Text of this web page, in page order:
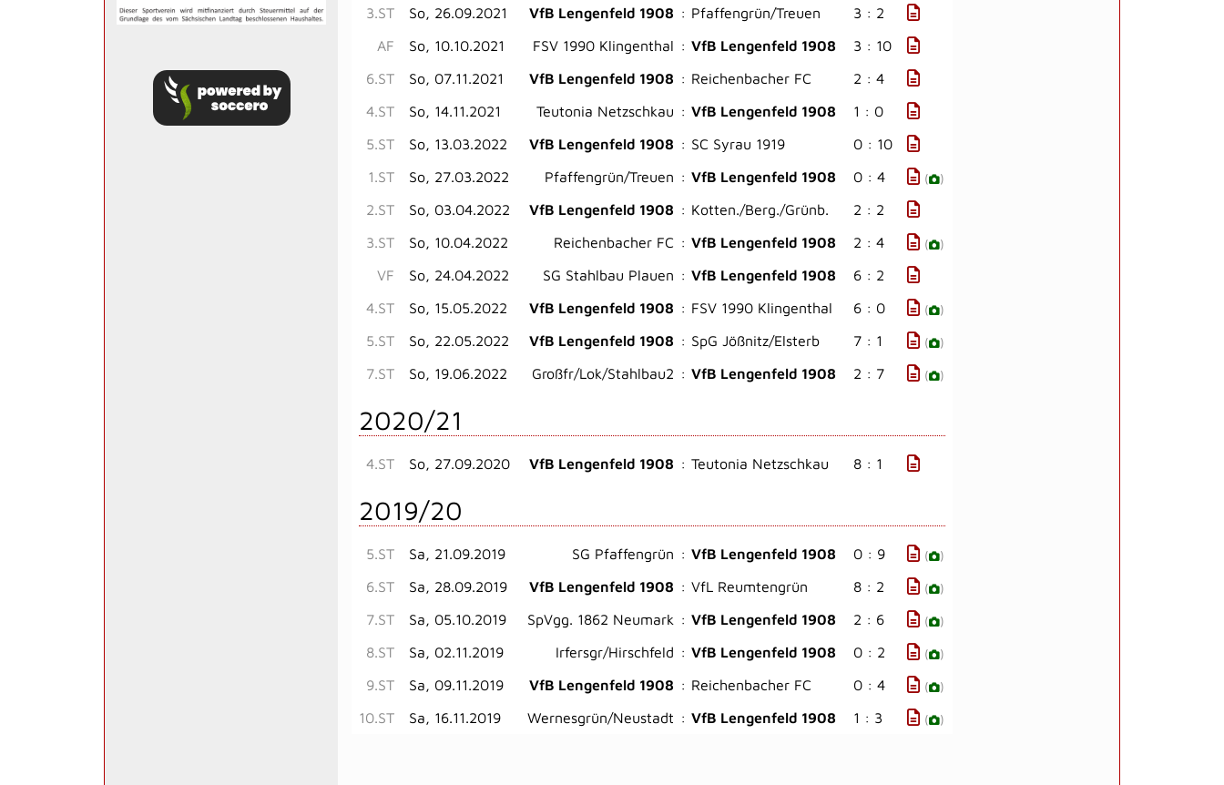
3.ST
So, 26.09.2021 VfB Lengenfeld 1908 : Pfaffengrün/Treuen
3 : 2
AF
So, 10.10.2021 FSV 1990 Klingenthal : VfB Lengenfeld 1908
3 : 10
6.ST
So, 07.11.2021 VfB Lengenfeld 1908 : Reichenbacher FC
2 : 4
4.ST
So, 14.11.2021 Teutonia Netzschkau : VfB Lengenfeld 1908
1 : 0
5.ST
So, 13.03.2022 VfB Lengenfeld 1908 : SC Syrau 1919
0 : 10
1.ST
So, 27.03.2022 Pfaffengrün/Treuen : VfB Lengenfeld 1908 0 : 4 ( )
2.ST So, 03.04.2022 VfB Lengenfeld 1908 : Kotten./Berg./Grünb.
2 : 2
3.ST
So, 10.04.2022 Reichenbacher FC : VfB Lengenfeld 1908 2 : 4 ( )
VF So, 24.04.2022 SG Stahlbau Plauen : VfB Lengenfeld 1908
6 : 2
4.ST
So, 15.05.2022 VfB Lengenfeld 1908 : FSV 1990 Klingenthal 6 : 0 ( )
5.ST So, 22.05.2022 VfB Lengenfeld 1908 : SpG Jößnitz/​Elsterb 7 : 1 ( )
7.ST So, 19.06.2022 Großfr/Lok/Stahlbau2 : VfB Lengenfeld 1908 2 : 7 ( )
2020/21
4.ST So, 27.09.2020 VfB Lengenfeld 1908 : Teutonia Netzschkau 8 : 1
2019/20
5.ST Sa, 21.09.2019 SG Pfaffengrün : VfB Lengenfeld 1908 0 : 9 ( )
6.ST Sa, 28.09.2019 VfB Lengenfeld 1908 : VfL Reumtengrün 8 : 2 ( )
7.ST Sa, 05.10.2019 SpVgg. 1862 Neumark : VfB Lengenfeld 1908 2 : 6 ( )
8.ST Sa, 02.11.2019 Irfersgr/​Hirschfeld : VfB Lengenfeld 1908 0 : 2 ( )
9.ST Sa, 09.11.2019 VfB Lengenfeld 1908 : Reichenbacher FC 0 : 4 ( )
10.ST Sa, 16.11.2019 Wernesgrün/​Neustadt : VfB Lengenfeld 1908 1 : 3 ( )